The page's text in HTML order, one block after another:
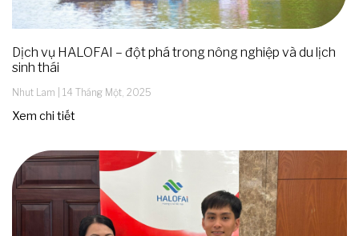
Dịch vụ HALOFAI – đột phá trong nông nghiệp và du lịch
sinh thái
Nhut Lam 14 Tháng Một, 2025
Xem chi tiết